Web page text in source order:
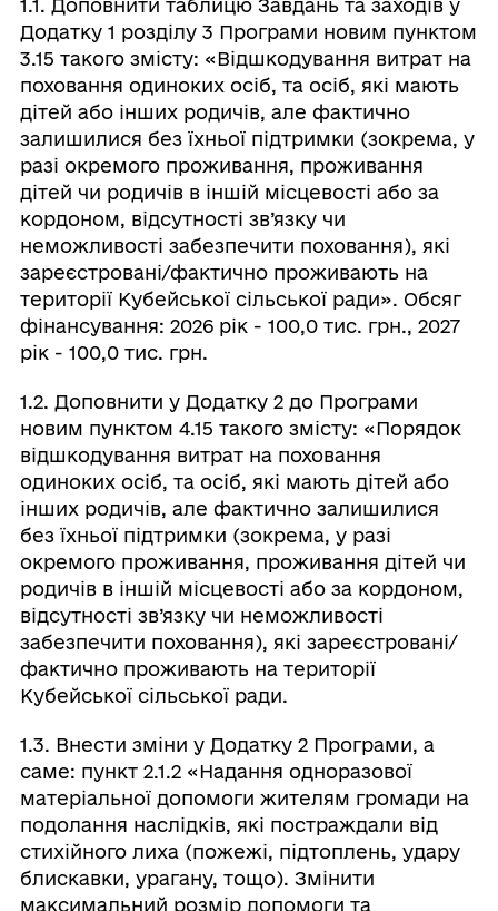
1.1. Доповнити таблицю Завдань та заходів у
Додатку 1 розділу 3 Програми новим пунктом
3.15 такого змісту: «Відшкодування витрат на
поховання одиноких осіб, та осіб, які мають
дітей або інших родичів, але фактично
залишилися без їхньої підтримки (зокрема, у
разі окремого проживання, проживання
дітей чи родичів в іншій місцевості або за
кордоном, відсутності зв’язку чи
неможливості забезпечити поховання), які
зареєстровані/фактично проживають на
території Кубейської сільської ради». Обсяг
фінансування: 2026 рік - 100,0 тис. грн., 2027
рік - 100,0 тис. грн.
1.2. Доповнити у Додатку 2 до Програми
новим пунктом 4.15 такого змісту: «Порядок
відшкодування витрат на поховання
одиноких осіб, та осіб, які мають дітей або
інших родичів, але фактично залишилися
без їхньої підтримки (зокрема, у разі
окремого проживання, проживання дітей чи
родичів в іншій місцевості або за кордоном,
відсутності зв’язку чи неможливості
забезпечити поховання), які зареєстровані/
фактично проживають на території
Кубейської сільської ради.
1.3. Внести зміни у Додатку 2 Програми, а
саме: пункт 2.1.2 «Надання одноразової
матеріальної допомоги жителям громади на
подолання наслідків, які постраждали від
стихійного лиха (пожежі, підтоплень, удару
блискавки, урагану, тощо). Змінити
максимальний розмір допомоги та